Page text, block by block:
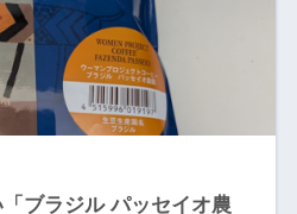
ブラジル パッセイオ農